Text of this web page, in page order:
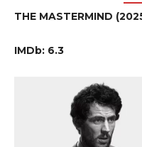
THE MASTERMIND
IMDb: 6.3